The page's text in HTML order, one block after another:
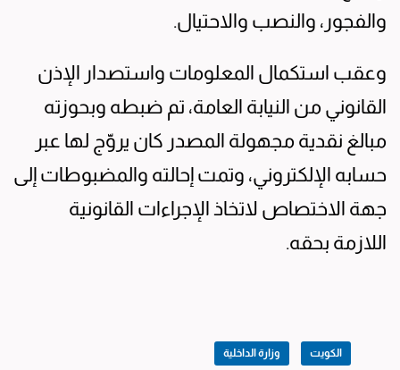
والفجور، والنصب والاحتيال.
وعقب استكمال المعلومات واستصدار الإذن
القانوني من النيابة العامة، تم ضبطه وبحوزته
مبالغ نقدية مجهولة المصدر كان يروّج لها عبر
حسابه الإلكتروني، وتمت إحالته والمضبوطات إلى
جهة الاختصاص لاتخاذ الإجراءات القانونية
اللازمة بحقه.
الكويت وزارة الداخلية